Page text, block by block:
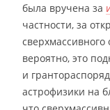
была вручена за
частности, за
вероятно, это
и
астрофизики на